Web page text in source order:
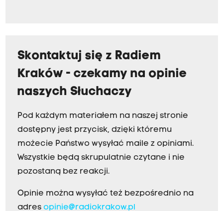
Skontaktuj się z Radiem
Kraków - czekamy na opinie
naszych Słuchaczy
Pod każdym materiałem na naszej stronie
dostępny jest przycisk, dzięki któremu
możecie Państwo wysyłać maile z opiniami.
Wszystkie będą skrupulatnie czytane i nie
pozostaną bez reakcji.
Opinie można wysyłać też bezpośrednio na
adres opinie@radiokrakow.pl